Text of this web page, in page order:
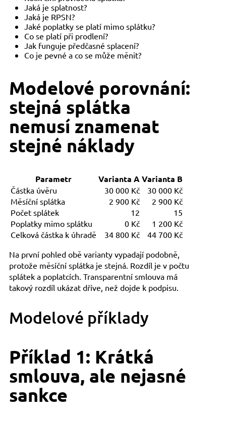
Jaká je splatnost?
Jaká je RPSN?
Jaké poplatky se platí mimo splátku?
Co se platí při prodlení?
Jak funguje předčasné splacení?
Co je pevné a co se může měnit?
Modelové porovnání:
stejná splátka
nemusí znamenat
stejné náklady
Parametr Varianta AVarianta B
Částka úvěru 30 000 Kč
30 000 Kč
Měsíční splátka
2 900 Kč
2 900 Kč
Počet splátek
12
15
Poplatky mimo splátku
0 Kč
1 200 Kč
Celková částka k úhradě
34 800 Kč
44 700 Kč
Na první pohled obě varianty vypadají podobně,
protože měsíční splátka je stejná. Rozdíl je v počtu
splátek a poplatcích. Transparentní smlouva má
takový rozdíl ukázat dříve, než dojde k podpisu.
Modelové příklady
Příklad 1: Krátká
smlouva, ale nejasné
sankce